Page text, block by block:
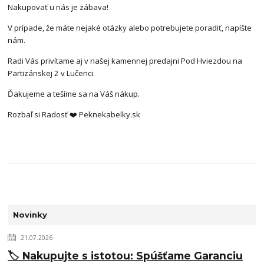
Novinky
21.07.2026
🏷️ Nakupujte s istotou: Spúšťame Garanciu
Nakupovať u nás je zábava!
V prípade, že máte nejaké otázky alebo potrebujete poradiť, napíšte
nám.
Radi Vás privítame aj v našej kamennej predajni Pod Hviezdou na
Partizánskej 2 v Lučenci.
Ďakujeme a tešíme sa na Váš nákup.
Rozbaľ si Radosť ❤️ Peknekabelky.sk